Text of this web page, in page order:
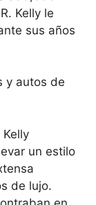
Kelly le
sus años
y autos de
un estilo
de lujo.